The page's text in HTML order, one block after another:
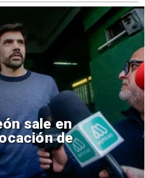
sale en
de